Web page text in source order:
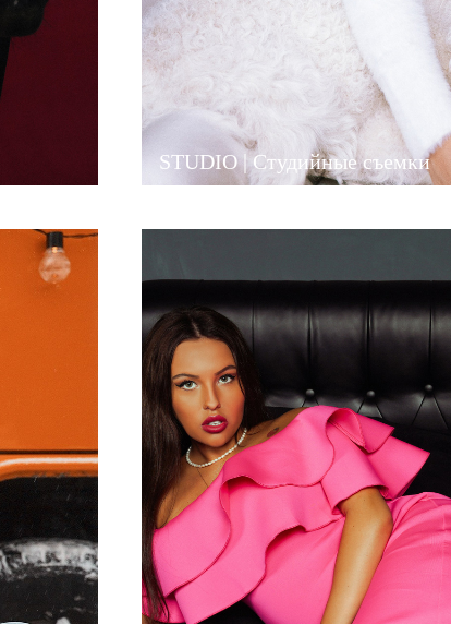
STUDIO | Студийные съемки